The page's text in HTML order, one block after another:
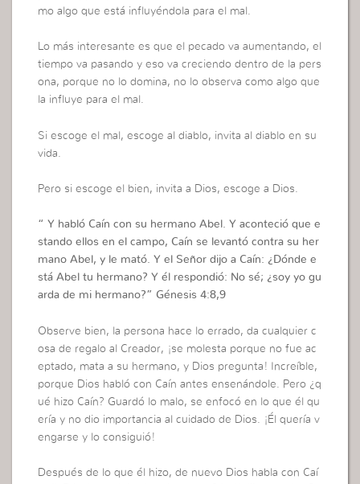
mo algo que está influyéndola para el mal.
Lo más interesante es que el pecado va aumentando, el
tiempo va pasando y eso va creciendo dentro de la pers
ona, porque no lo domina, no lo observa como algo que
la influye para el mal.
Si escoge el mal, escoge al diablo, invita al diablo en su
vida.
Pero si escoge el bien, invita a Dios, escoge a Dios.
“Y habló Caín con su hermano Abel. Y aconteció que e
stando ellos en el campo, Caín se levantó contra su her
mano Abel, y le mató. Y el Señor dijo a Caín: ¿Dónde e
stá Abel tu hermano? Y él respondió: No sé; ¿soy yo gu
arda de mi hermano?” Génesis 4:8,9
Observe bien, la persona hace lo errado, da cualquier c
osa de regalo al Creador, ¡se molesta porque no fue ac
eptado, mata a su hermano, y Dios pregunta! Increíble,
porque Dios habló con Caín antes ensenándole. Pero ¿q
ué hizo Caín? Guardó lo malo, se enfocó en lo que él qu
ería y no dio importancia al cuidado de Dios. ¡Él quería v
engarse y lo consiguió!
Después de lo que él hizo, de nuevo Dios habla con Caí